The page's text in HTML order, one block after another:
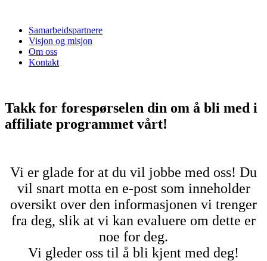
Samarbeidspartnere
Visjon og misjon
Om oss
Kontakt
Takk for forespørselen din om å bli med i
affiliate programmet vårt!
Vi er glade for at du vil jobbe med oss! Du
vil snart motta en e-post som inneholder
oversikt over den informasjonen vi trenger
fra deg, slik at vi kan evaluere om dette er
noe for deg.
Vi gleder oss til å bli kjent med deg!